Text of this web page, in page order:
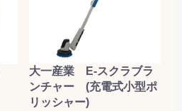
大一産業 E-スクラブラ
ンチャー (充電式小型ポ
リッシャー)